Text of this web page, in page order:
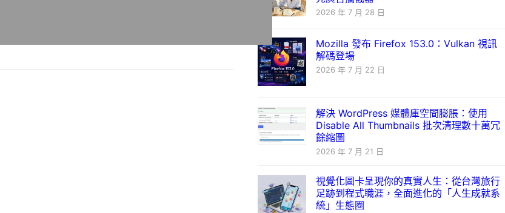
2026 年 7 月 28 日
Mozilla 發布 Firefox 153.0：Vulkan 視訊
解碼登場
2026 年 7 月 22 日
解決 WordPress 媒體庫空間膨脹：使用
Disable All Thumbnails 批次清理數十萬冗
餘縮圖
2026 年 7 月 21 日
視覺化圖卡呈現你的真實人生：從台灣旅行
足跡到程式職涯，全面進化的「人生成就系
統」生態圈